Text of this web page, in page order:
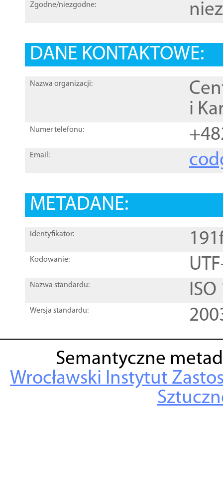
Zgodne/niezgodne:
DANE KONTAKTOWE:
Nazwa organizacji:
i
Numer telefonu:
Email:
METADANE:
Identyfikator:
Kodowanie:
Nazwa standardu:
Wersja standardu:
Semantyczne
Wrocławski Instytut